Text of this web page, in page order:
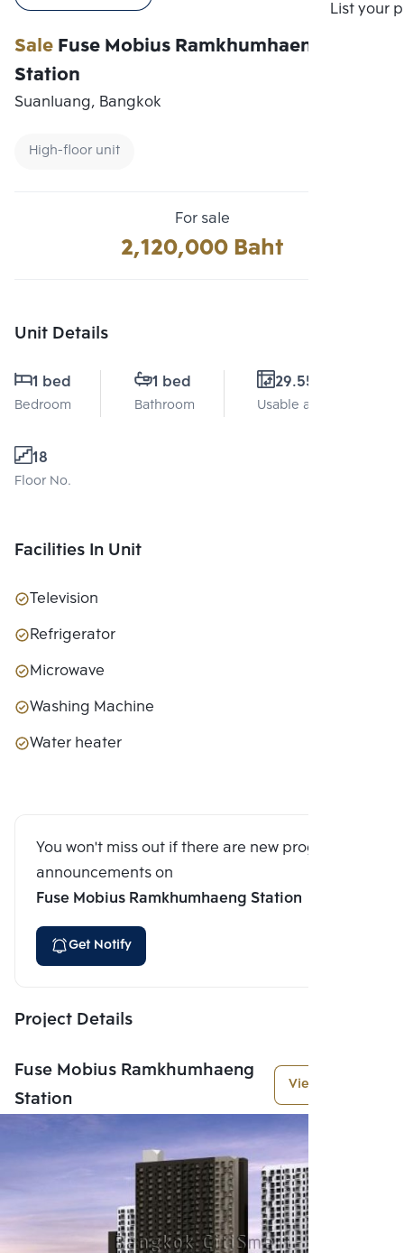
List your
SaleFuse Mobius Ramkhumhaeng
Station
Suanluang, Bangkok
High-floor unit
For sale
2,120,000 Baht
Unit Details
1 bed
Bedroom
1 bed
Bathroom
29.55 Sq.m.
Usable area
18
Floor No.
Facilities In Unit
Television
Refrigerator
Microwave
Washing Machine
Water heater
You won't miss out if there are new program
announcements on
Fuse Mobius Ramkhumhaeng Station
Get Notify
Project Details
Fuse Mobius Ramkhumhaeng
Station
View More